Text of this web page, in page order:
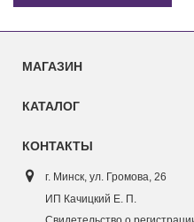
МАГАЗИН
КАТАЛОГ
КОНТАКТЫ
г. Минск, ул. Громова, 26
ИП Качицкий Е. П.